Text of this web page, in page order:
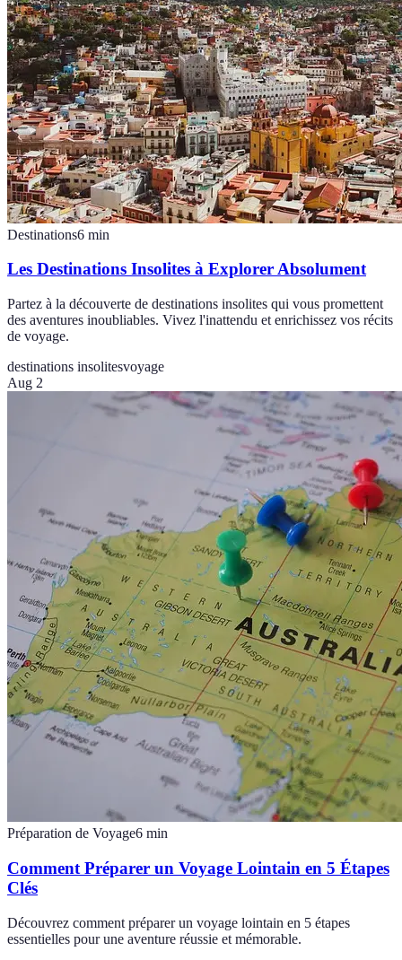
Destinations6 min
Les Destinations Insolites à Explorer Absolument
Partez à la découverte de destinations insolites qui vous promettent
des aventures inoubliables. Vivez l'inattendu et enrichissez vos récits
de voyage.
destinations insolitesvoyage
Aug 2
Préparation de Voyage6 min
Comment Préparer un Voyage Lointain en 5 Étapes
Clés
Découvrez comment préparer un voyage lointain en 5 étapes
essentielles pour une aventure réussie et mémorable.